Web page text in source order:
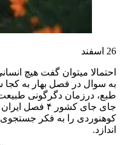
26 اسفند
احتمالا میتوان گفت هیچ
به سوال در فصل بهار به کجا
طبع، درزمان دگرگونی
جای جای کشور
کوهنوردی را به فکر
اندازد.